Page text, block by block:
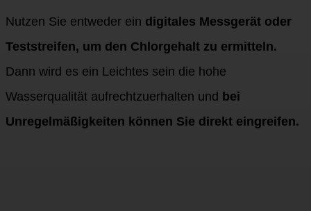
Nutzen Sie entweder ein digitales Messgerät oder
Teststreifen, um den Chlorgehalt zu ermitteln.
Dann wird es ein Leichtes sein die hohe
Wasserqualität aufrechtzuerhalten und bei
Unregelmäßigkeiten können Sie direkt eingreifen.